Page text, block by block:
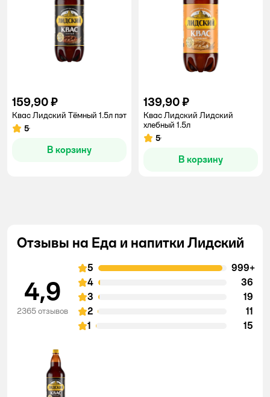
159,90 ₽
Квас Лидский Тёмный 1.5л пэт
Рейтинг:
5
В корзину
139,90 ₽
Kвас Лидский Лидский
хлебный 1.5л
Рейтинг:
5
В корзину
Отзывы на Еда и напитки Лидский
4,9
2365 отзывов
5
999+
4
36
3
19
2
11
1
15